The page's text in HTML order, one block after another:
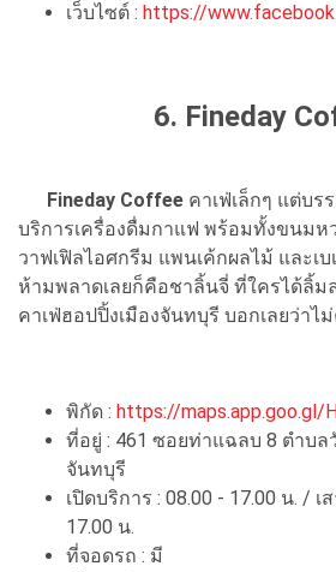
เว็บไซต์ : https://
6. Fineday
Fineday Coffee คาเฟ่เล็กๆ แต่บ
บริการเครื่องดื่มกาแฟ พร้อมทั้งขนมห
วาฟเฟิลไอศกรีม แพนเค้กผลไม้ และเ
ห้ามพลาดเลยก็คือชาลิ้นจี่ ที่ใครได้ลิ้ม
คาเฟ่ฮอปปิ้งเมืองจันทบุรี บอกเลยว่าไ
พิกัด : https://maps.app.goo.gl/
ที่อยู่ : 461 ซอยท่าแฉลบ 8 ตำบล
จันทบุรี
เปิดบริการ : 08.00 - 17.00 น. / เ
17.00 น.
ที่จอดรถ : มี